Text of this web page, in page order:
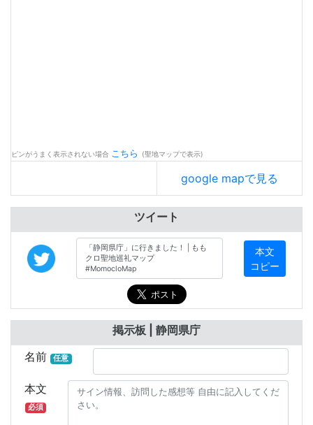
ピンがうまく表示されない場合 こちら (聖地マップで表示)
google mapで見る
ツイート
本文
コピー
掲示板 | 静岡県庁
名前
任意
本文
必須